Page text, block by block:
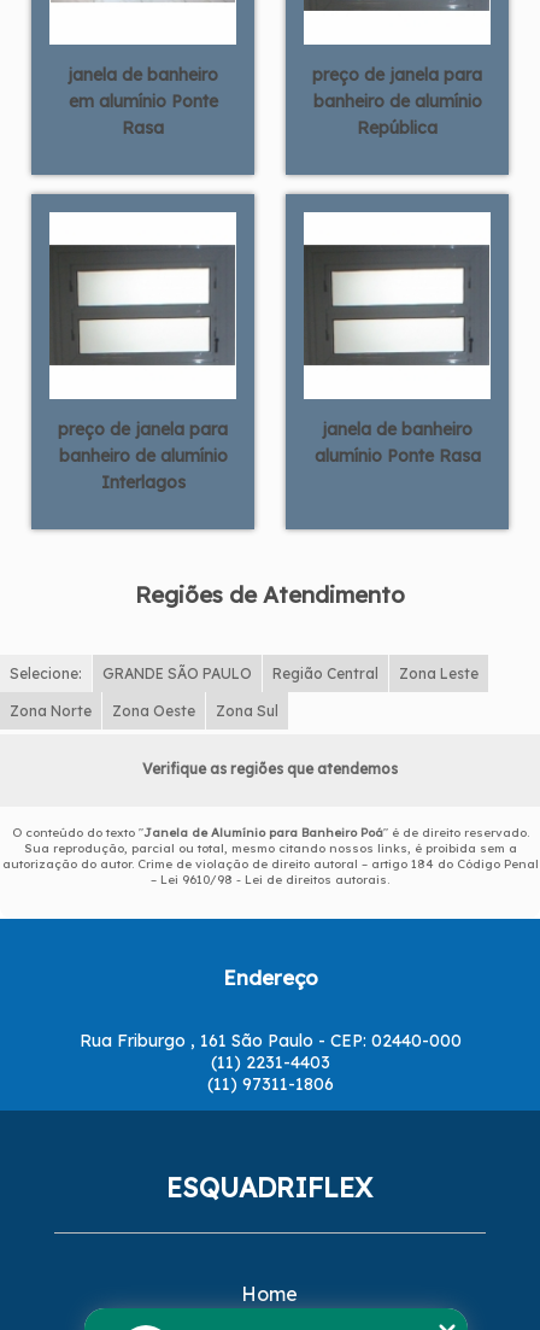
janela de banheiro
em alumínio Ponte
Rasa
preço de janela para
banheiro de alumínio
República
preço de janela para
banheiro de alumínio
Interlagos
janela de banheiro
alumínio Ponte Rasa
Regiões de Atendimento
Selecione: GRANDE SÃO PAULO Região Central Zona Leste
Zona Norte Zona Oeste Zona Sul
Verifique as regiões que atendemos
O conteúdo do texto "Janela de Alumínio para Banheiro Poá" é de direito reservado.
Sua reprodução, parcial ou total, mesmo citando nossos links, é proibida sem a
autorização do autor. Crime de violação de direito autoral – artigo 184 do Código Penal
– Lei 9610/98 - Lei de direitos autorais
Endereço
Rua Friburgo , 161 São Paulo - CEP: 02440-000
(11) 2231-4403
(11) 97311-1806
ESQUADRIFLEX
Home